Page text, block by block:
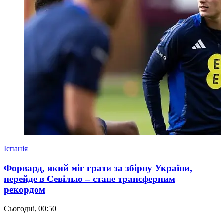
Іспанія
Форвард, який міг грати за збірну України,
перейде в Севілью – стане трансферним
рекордом
Сьогодні, 00:50